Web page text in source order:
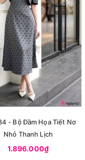
- Bộ Đầm Họa Tiết Nơ
Nhỏ Thanh Lịch
1.896.000₫